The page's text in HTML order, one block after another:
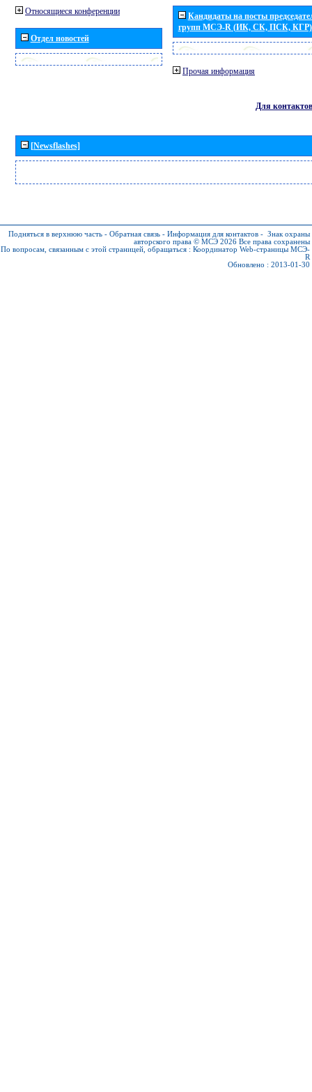
Относящиеся конференции
Отдел новостей
Кандидаты на посты
групп МСЭ-R (ИК, СК, ПСК, КГР)
Прочая информация
Для контактов
[Newsflashes]
Подняться в верхнюю часть - Обратная связь - Информация для контактов - Знак охраны
авторского права © МСЭ 2026 Все права сохранены
По вопросам, связанным с этой страницей, обращаться : Координатор Web-страницы МСЭ-
R
Обновлено : 2013-01-30